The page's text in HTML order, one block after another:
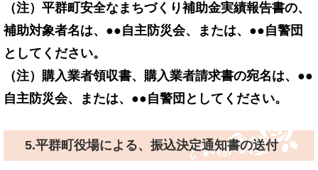
（注）平群町安全なまちづくり補助金実績報告書の、
補助対象者名は、●●自主防災会、または、●●自警団
としてください。
（注）購入業者領収書、購入業者請求書の宛名は、●●
自主防災会、または、●●自警団としてください。
5.平群町役場による、振込決定通知書の送付